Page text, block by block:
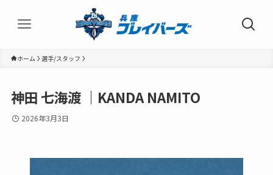
ホーム 選手/スタッフ
神田 七海渡 ｜KANDA NAMITO
2026年3月3日